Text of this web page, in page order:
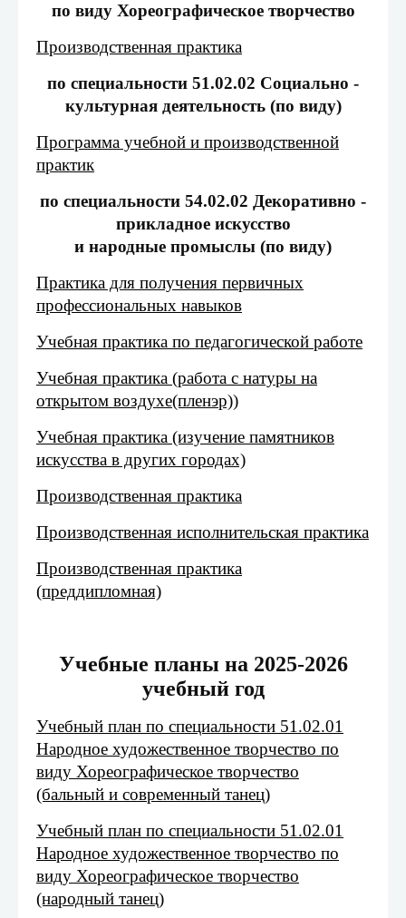
по виду Хореографическое творчество
Производственная практика
по специальности 51.02.02 Социально -
культурная деятельность (по виду)
Программа учебной и производственной
практик
по специальности 54.02.02 Декоративно -
прикладное искусство
и народные промыслы (по виду)
Практика для получения первичных
профессиональных навыков
Учебная практика по педагогической работе
Учебная практика (работа с натуры на
открытом воздухе(пленэр))
Учебная практика (изучение памятников
искусства в других городах)
Производственная практика
Производственная исполнительская практика
Производственная практика
(преддипломная)
Учебные планы на 2025-2026
учебный год
Учебный план по специальности 51.02.01
Народное художественное творчество по
виду Хореографическое творчество
(бальный и современный танец)
Учебный план по специальности 51.02.01
Народное художественное творчество по
виду Хореографическое творчество
(народный танец)